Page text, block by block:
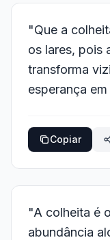
"Que a
os lares, pois
transforma
esperança
Copiar
"A colheita é
abundância